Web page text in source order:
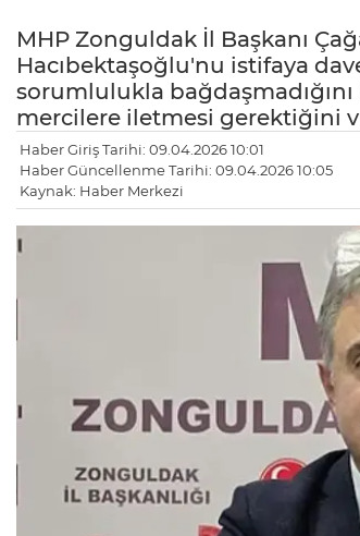
MHP Zonguldak İl Başkanı
Hacıbektaşoğlu'nu istifaya
sorumlulukla
mercilere iletmesi gerektiğini
Haber Giriş Tarihi: 09.04.2026 10:01
Haber Güncellenme Tarihi: 09.04.2026 10:05
Kaynak: Haber Merkezi